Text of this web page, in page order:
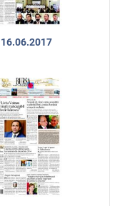
16.06.2017